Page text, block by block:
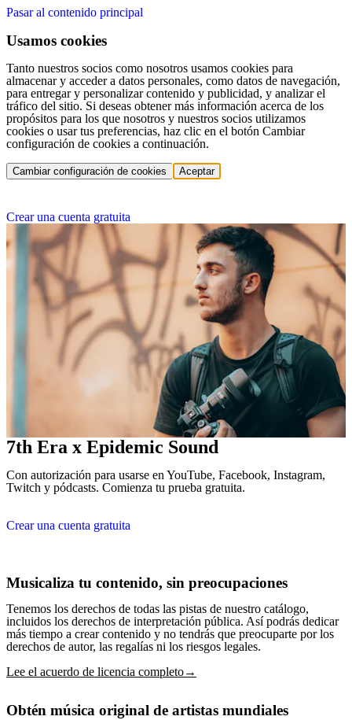
Pasar al contenido principal
Usamos cookies
Tanto nuestros socios como nosotros usamos cookies para
almacenar y acceder a datos personales, como datos de navegación,
para entregar y personalizar contenido y publicidad, y analizar el
tráfico del sitio. Si deseas obtener más información acerca de los
propósitos para los que nosotros y nuestros socios utilizamos
cookies o usar tus preferencias, haz clic en el botón Cambiar
configuración de cookies a continuación.
Cambiar configuración de cookies Aceptar
Crear una cuenta gratuita
7th Era x Epidemic Sound
Con autorización para usarse en YouTube, Facebook, Instagram,
Twitch y pódcasts. Comienza tu prueba gratuita.
Crear una cuenta gratuita
Musicaliza tu contenido, sin preocupaciones
Tenemos los derechos de todas las pistas de nuestro catálogo,
incluidos los derechos de interpretación pública. Así podrás dedicar
más tiempo a crear contenido y no tendrás que preocuparte por los
derechos de autor, las regalías ni los riesgos legales.
Lee el acuerdo de licencia completo→
Obtén música original de artistas mundiales